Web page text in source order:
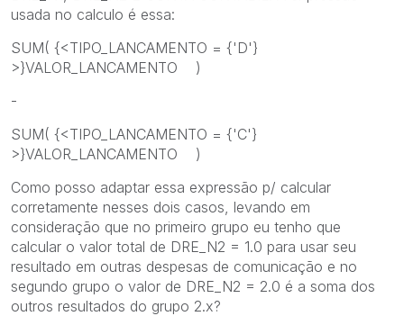
usada no calculo é essa:
SUM( {<TIPO_LANCAMENTO = {'D'}
>}VALOR_LANCAMENTO )
-
SUM( {<TIPO_LANCAMENTO = {'C'}
>}VALOR_LANCAMENTO )
Como posso adaptar essa expressão p/ calcular
corretamente nesses dois casos, levando em
consideração que no primeiro grupo eu tenho que
calcular o valor total de DRE_N2 = 1.0 para usar seu
resultado em outras despesas de comunicação e no
segundo grupo o valor de DRE_N2 = 2.0 é a soma dos
outros resultados do grupo 2.x?